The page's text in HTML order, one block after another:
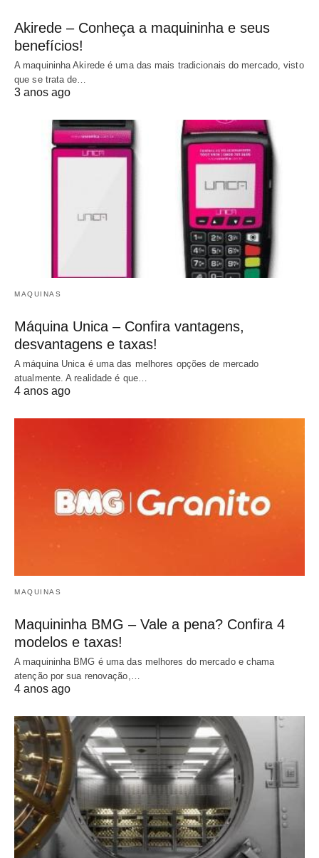
Akirede – Conheça a maquininha e seus
benefícios!
A maquininha Akirede é uma das mais tradicionais do mercado, visto
que se trata de…
3 anos ago
MAQUINAS
Máquina Unica – Confira vantagens,
desvantagens e taxas!
A máquina Unica é uma das melhores opções de mercado
atualmente. A realidade é que…
4 anos ago
MAQUINAS
Maquininha BMG – Vale a pena? Confira 4
modelos e taxas!
A maquininha BMG é uma das melhores do mercado e chama
atenção por sua renovação,…
4 anos ago